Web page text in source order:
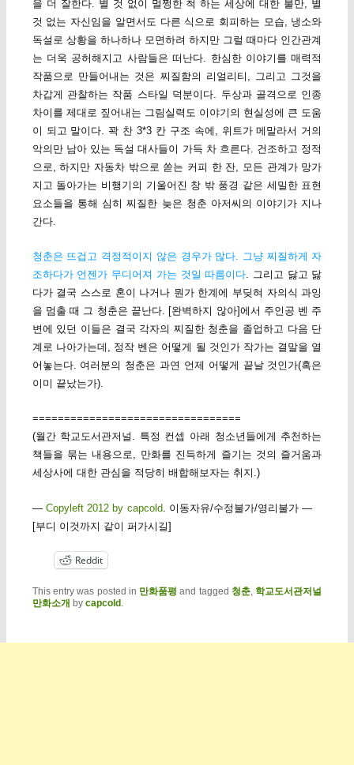
을 더 잘한다. 별 것 없이 멀쩡한 척 하는 세상에 대한 불만, 별
것 없는 자신임을 알면서도 다른 식으로 회피하는 모습, 냉소와
독설로 상황을 하나하나 모면하려 하지만 그럴 때마다 인간관계
는 더욱 공허해지고 사람들은 떠난다. 한심한 이야기를 매력적
작품으로 만들어내는 것은 찌질함의 리얼리티, 그리고 그것을
차갑게 관찰하는 작품 스타일 덕분이다. 두상과 골격으로 인종
차이를 제대로 짚어내는 그림실력도 이야기의 현실성에 큰 도움
이 되고 말이다. 꽉 찬 3*3 칸 구조 속에, 위트가 메말라서 거의
악의만 남아 있는 독설 대사들이 가득 차 흐른다. 건조하고 정적
으로, 하지만 자동차 밖으로 쏟는 커피 한 잔, 모든 관계가 망가
지고 돌아가는 비행기의 기울어진 창 밖 풍경 같은 세밀한 표현
요소들을 통해 심히 찌질한 늦은 청춘 아저씨의 이야기가 지나
간다.
청춘은 뜨겁고 격정적이지 않은 경우가 많다. 그냥 찌질하게 자
조하다가 언젠가 무디어져 가는 것일 따름이다. 그리고 닳고 닳
다가 결국 스스로 혼이 나거나 뭔가 한계에 부딪혀 자의식 과잉
을 멈출 때 그 청춘은 끝난다. [완벽하지 않아]에서 주인공 벤 주
변에 있던 이들은 결국 각자의 찌질한 청춘을 졸업하고 다음 단
계로 나아가는데, 정작 벤은 어떻게 될 것인가 작가는 결말을 열
어놓는다. 여러분의 청춘은 과연 언제 어떻게 끝날 것인가(혹은
이미 끝났는가).
=================================
(월간 학교도서관저널. 특정 컨셉 아래 청소년들에게 추천하는
책들을 묶는 내용으로, 만화를 진득하게 즐기는 것의 즐거움과
세상사에 대한 관심을 적당히 배합해보자는 취지.)
— Copyleft 2012 by capcold. 이동자유/수정불가/영리불가 —
[부디 이것까지 같이 퍼가시길]
Reddit
This entry was posted in 만화품평 and tagged청춘 학교도서관저널
만화소개 by capcold.